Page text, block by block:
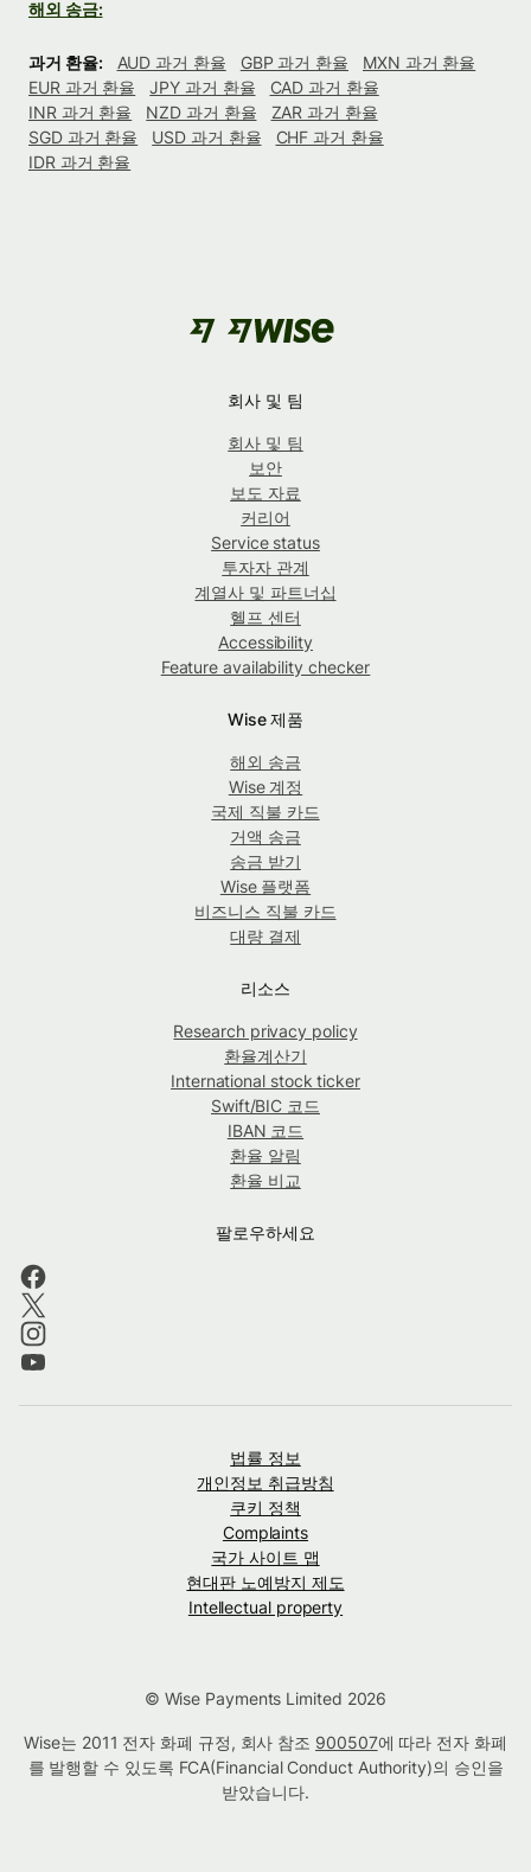
해외 송금:
과거 환율: AUD 과거 환율 GBP 과거 환율
MXN 과거 환율
EUR 과거 환율
JPY 과거 환율
CAD 과거 환율
INR 과거 환율
NZD 과거 환율
ZAR 과거 환율
SGD 과거 환율
USD 과거 환율
CHF 과거 환율
IDR 과거 환율
회사 및 팀
회사 및 팀
보안
보도 자료
커리어
Service status
투자자 관계
계열사 및 파트너십
헬프 센터
Accessibility
Feature availability checker
Wise 제품
해외 송금
Wise 계정
국제 직불 카드
거액 송금
송금 받기
Wise 플랫폼
비즈니스 직불 카드
대량 결제
리소스
Research privacy policy
환율계산기
International stock ticker
Swift/BIC 코드
IBAN 코드
환율 알림
환율 비교
팔로우하세요
법률 정보
개인정보 취급방침
쿠키 정책
Complaints
국가 사이트 맵
현대판 노예방지 제도
Intellectual property
© Wise Payments Limited 2026
Wise는 2011 전자 화폐 규정, 회사 참조 900507에 따라 전자 화폐
를 발행할 수 있도록 FCA(Financial Conduct Authority)의 승인을
받았습니다.